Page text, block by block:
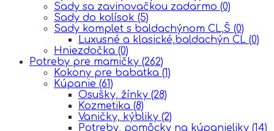
Sady sa zavinovačkou zadarmo (0)
Sady do kolísok (5)
Sady komplet s baldachýnom CL,Š (0)
Luxusné a klasické,baldachýn CL (0)
Hniezdočka (0)
Potreby pre mamičky (262)
Kokony pre babatka (1)
Kúpanie (61)
Osušky, žínky (28)
Kozmetika (8)
Vaničky, kýbliky (2)
Potreby, pomôcky na kúpanieliky (14)